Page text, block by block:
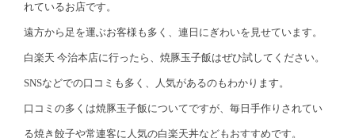
れているお店です。
遠方から足を運ぶお客様も多く、連日にぎわいを見せています。
白楽天 今治本店に行ったら、焼豚玉子飯はぜひ試してください。
SNSなどでの口コミも多く、人気があるのもわかります。
口コミの多くは焼豚玉子飯についてですが、毎日手作りされてい
る焼き餃子や常連客に人気の白楽天丼などもおすすめです。